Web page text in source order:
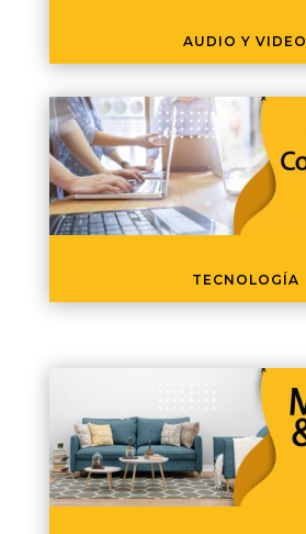
AUDIO Y VIDEO
TECNOLOGÍA